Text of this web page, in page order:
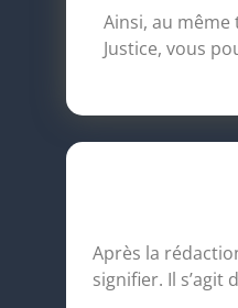
Ainsi, au même
Justice, vous
Après la
signifier. Il s’agit